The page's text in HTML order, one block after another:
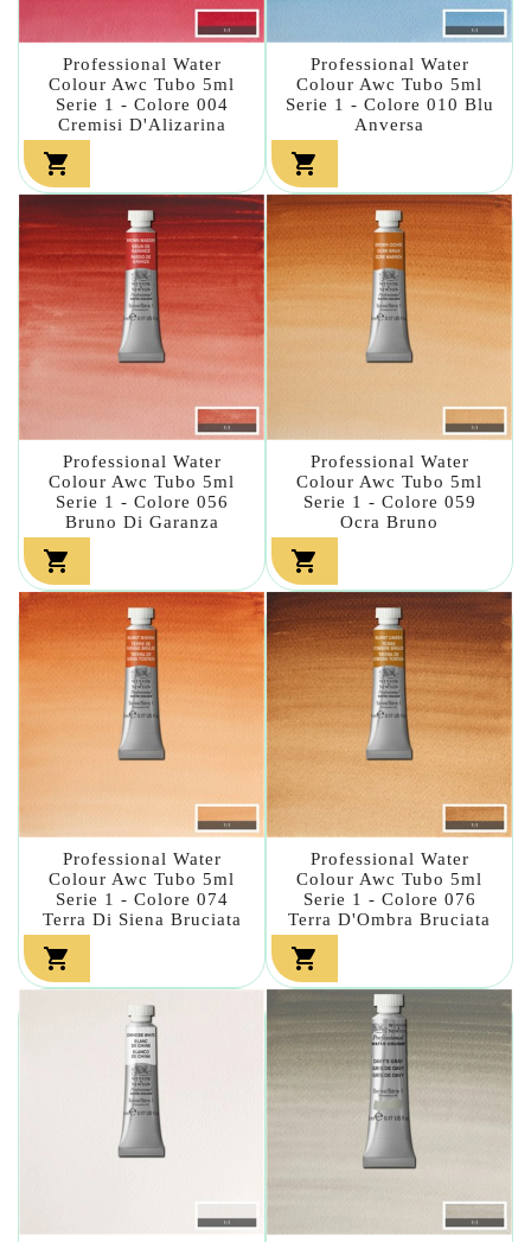
Professional Water
Colour Awc Tubo 5ml
Serie 1 - Colore 004
Cremisi D'Alizarina

Professional Water
Colour Awc Tubo 5ml
Serie 1 - Colore 010 Blu
Anversa

Professional Water
Colour Awc Tubo 5ml
Serie 1 - Colore 056
Bruno Di Garanza

Professional Water
Colour Awc Tubo 5ml
Serie 1 - Colore 059
Ocra Bruno

Professional Water
Colour Awc Tubo 5ml
Serie 1 - Colore 074
Terra Di Siena Bruciata

Professional Water
Colour Awc Tubo 5ml
Serie 1 - Colore 076
Terra D'Ombra Bruciata
